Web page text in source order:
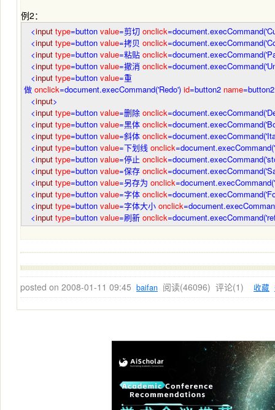
例2：
<input type=button value=剪切 onclick
<input type=button value=拷贝 onclick
<input type=button value=粘贴 onclick
<input type=button value=撤消 onclick
<input type=button value=重
做 onclick=document.execCommand('Redo') id=button2 name=button2
<input>
<input type=button value=删除 onclick
<input type=button value=黑体 onclick
<input type=button value=斜体 onclick
<input type=button value=下划线 onclick
<input type=button value=停止 onclick
<input type=button value=保存 onclick
<input type=button value=另存为 onclick
<input type=button value=字体 onclick
<input type=button value=字体大小 onclick
<input type=button value=刷新 onclick
posted on 2008-01-11 09:45 baifan 阅读(46096) 评论(1) 收藏